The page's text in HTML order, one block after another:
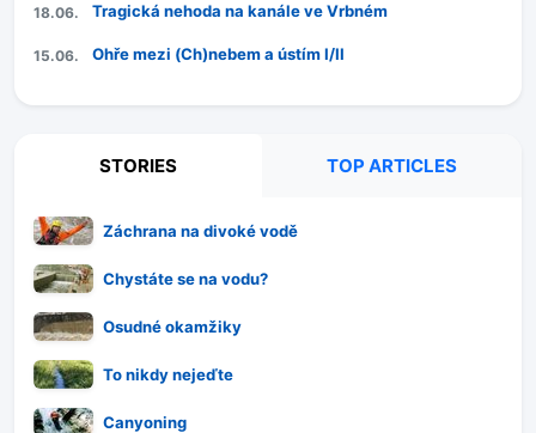
18.06. Tragická nehoda na kanále ve Vrbném
15.06. Ohře mezi (Ch)nebem a ústím I/II
STORIES TOP ARTICLES
Záchrana na divoké vodě
Chystáte se na vodu?
Osudné okamžiky
To nikdy nejeďte
Canyoning